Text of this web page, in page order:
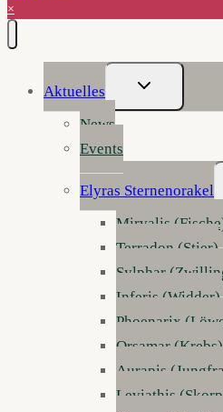
×
Aktuelles
Untermenü
Umschalten
News
Events
Elyras Sternenorakel
Mirvalis
Terradon (Stier)
Sylphar
Inferis (Widder)
Phoenarix
Orsamar (Krebs)
Aurapis
Leviathis